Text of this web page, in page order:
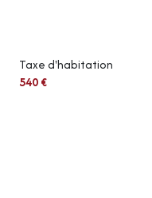
Taxe d'habitation
540 €